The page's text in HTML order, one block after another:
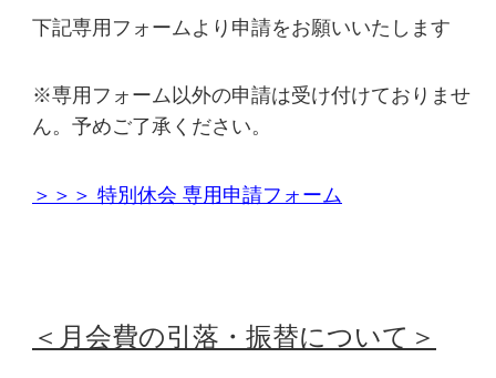
下記専用フォームより申請をお願いいたします
※専用フォーム以外の申請は受け付けておりませ
ん。予めご了承ください。
＞＞＞ 特別休会 専用申請フォーム
＜月会費の引落・振替について＞